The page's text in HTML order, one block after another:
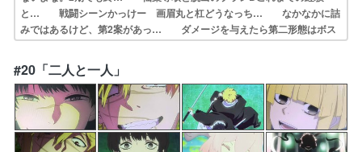
と… 戦闘シーンかっけー 画眉丸と杠どうなっち… なかなかに詰
みではあるけど、第2案があっ… ダメージを与えたら第二形態はボス
キャラの… 普通はサブキャラ達の死闘を描いてから主人… 画眉丸
＆ユズリハVS蘭戦。画眉丸の策で何… 画眉丸たちの動きは天仙に筒
抜けで、仙薬は… 『鬼滅の刃』の無限城編みたいな感じやな。…
#20「二人と一人」